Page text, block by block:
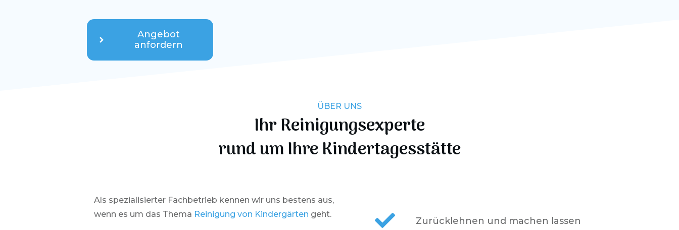
Angebot
anfordern
ÜBER UNS
Ihr Reinigungsexperte
rund um Ihre Kindertagesstätte
Als spezialisierter Fachbetrieb kennen wir uns bestens aus,
wenn es um das Thema Reinigung von Kindergärten geht.
Zurücklehnen und machen lassen